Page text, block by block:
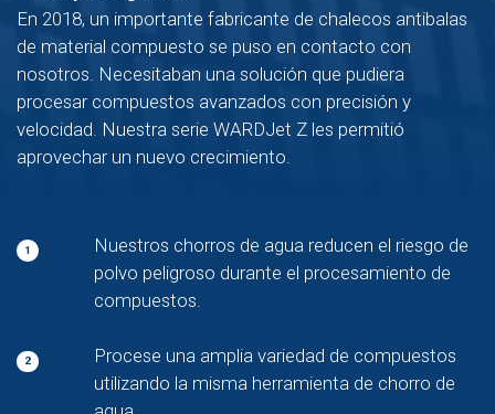
En 2018, un importante fabricante de chalecos antibalas
de material compuesto se puso en contacto con
nosotros. Necesitaban una solución que pudiera
procesar compuestos avanzados con precisión y
velocidad. Nuestra serie WARDJet Z les permitió
aprovechar un nuevo crecimiento.
1
Nuestros chorros de agua reducen el riesgo de
polvo peligroso durante el procesamiento de
compuestos.
2
Procese una amplia variedad de compuestos
utilizando la misma herramienta de chorro de